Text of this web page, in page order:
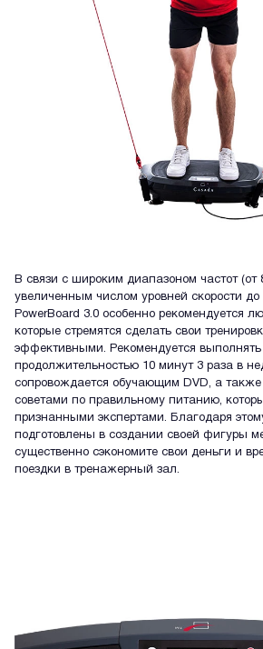
В связи с широким диапазоном частот (от
увеличенным числом уровней скорости
PowerBoard 3.0 особенно рекомендуется
которые стремятся сделать свои
эффективными. Рекомендуется выполнять
продолжительностью 10 минут 3 раза в
сопровождается обучающим DVD, а также
советами по правильному питанию,
признанными экспертами. Благодаря
подготовлены в создании своей фигуры
существенно сэкономите свои деньги и
поездки в тренажерный зал.